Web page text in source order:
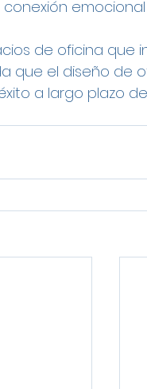
de oficina que
que el diseño de
a largo plazo